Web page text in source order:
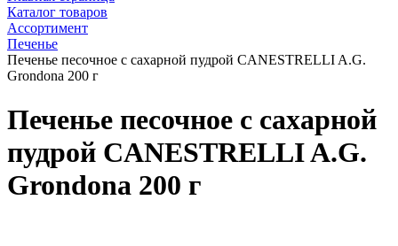
Каталог товаров
Ассортимент
Печенье
Печенье песочное с сахарной пудрой CANESTRELLI A.G.
Grondona 200 г
Печенье песочное с сахарной
пудрой CANESTRELLI A.G.
Grondona 200 г